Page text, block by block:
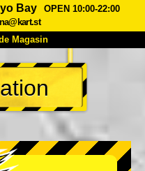
Bay
OPEN 10:00-22:00
Magasin
Tarifs
Réservation